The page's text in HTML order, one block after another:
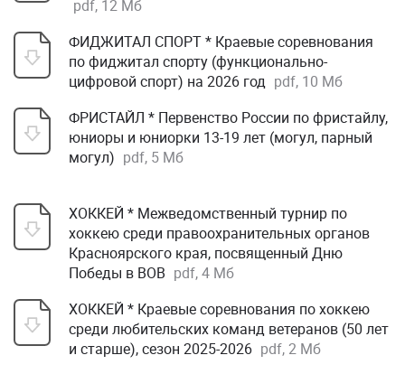
pdf, 12 Мб
ФИДЖИТАЛ СПОРТ * Краевые соревнования
по фиджитал спорту (функционально-
цифровой спорт) на 2026 год pdf, 10 Мб
ФРИСТАЙЛ * Первенство России по фристайлу,
юниоры и юниорки 13-19 лет (могул, парный
могул) pdf, 5 Мб
ХОККЕЙ * Межведомственный турнир по
хоккею среди правоохранительных органов
Красноярского края, посвященный Дню
Победы в ВОВ pdf, 4 Мб
ХОККЕЙ * Краевые соревнования по хоккею
среди любительских команд ветеранов (50 лет
и старше), сезон 2025-2026 pdf, 2 Мб